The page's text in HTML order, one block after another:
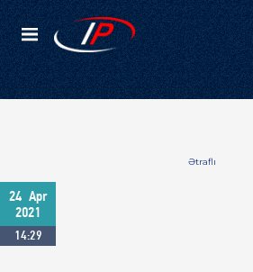
Kateqoriyalar
Ətraflı
24 Apr
2021
14:29